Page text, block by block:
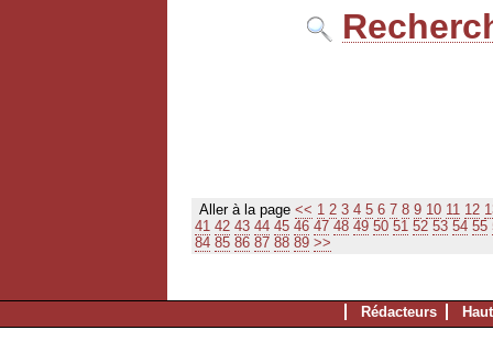
Aller à la page << 1 2 3 4 5 6 7 8 9 10 11 12
41 42 43 44 45 46 47 48 49 50 51 52 53 54 55
84 85 86 87 88 89 >>
Rédacteurs